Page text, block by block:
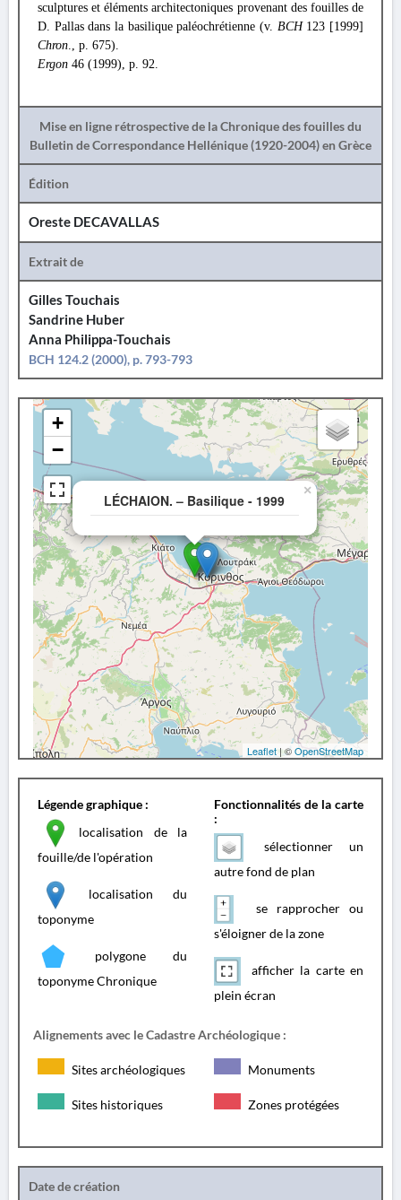
sculptures et éléments architectoniques provenant des fouilles de
D. Pallas dans la basilique paléochrétienne (v. BCH 123 [1999]
Chron., p. 675).
Ergon 46 (1999), p. 92.
Mise en ligne rétrospective de la Chronique des fouilles du
Bulletin de Correspondance Hellénique (1920-2004) en Grèce
Édition
Oreste DECAVALLAS
Extrait de
Gilles Touchais
Sandrine Huber
Anna Philippa-Touchais
BCH 124.2 (2000), p. 793-793
LÉCHAION. – Basilique - 1999
×
+
−
Leaflet | ©OpenStreetMap
Légende graphique :
localisation de la
fouille/de l'opération
localisation du
toponyme
polygone du
toponyme Chronique
Fonctionnalités de la carte
:
sélectionner un
autre fond de plan
se rapprocher ou
s'éloigner de la zone
afficher la carte en
plein écran
Alignements avec le Cadastre Archéologique :
Sites archéologiques Monuments
Sites historiques Zones protégées
Date de création